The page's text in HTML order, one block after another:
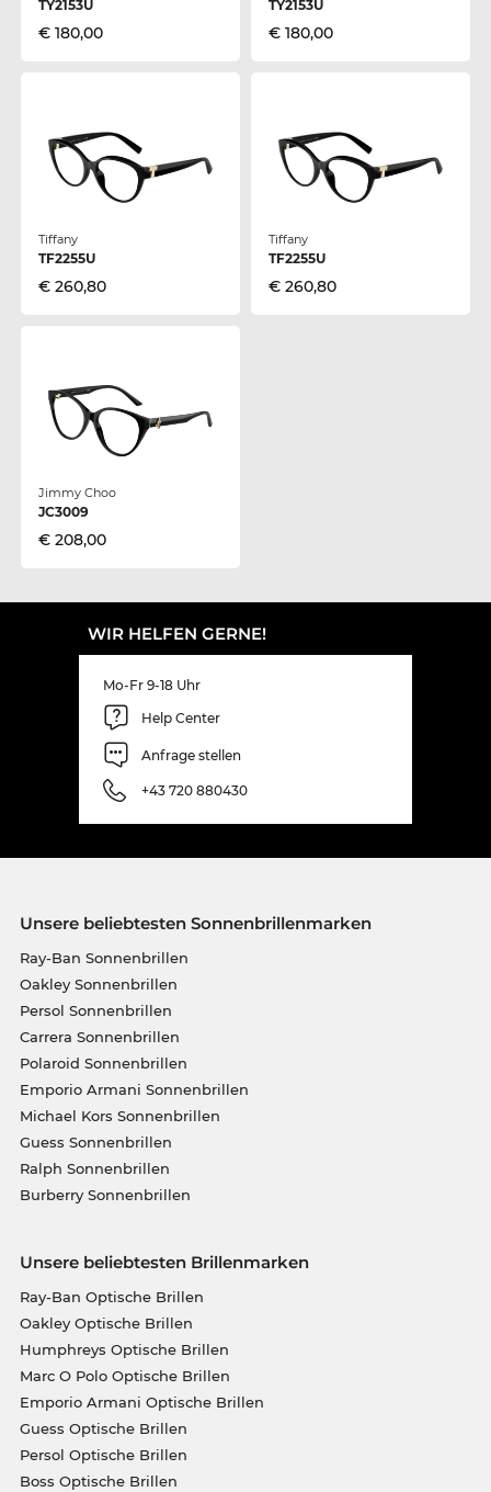
TY2153U
€ 180,00
TY2153U
€ 180,00
Tiffany
TF2255U
€ 260,80
Tiffany
TF2255U
€ 260,80
Jimmy Choo
JC3009
€ 208,00
WIR HELFEN GERNE!
Mo-Fr 9-18 Uhr
Help Center
Anfrage stellen
+43 720 880430
Unsere beliebtesten Sonnenbrillenmarken
Ray-Ban Sonnenbrillen
Oakley Sonnenbrillen
Persol Sonnenbrillen
Carrera Sonnenbrillen
Polaroid Sonnenbrillen
Emporio Armani Sonnenbrillen
Michael Kors Sonnenbrillen
Guess Sonnenbrillen
Ralph Sonnenbrillen
Burberry Sonnenbrillen
Unsere beliebtesten Brillenmarken
Ray-Ban Optische Brillen
Oakley Optische Brillen
Humphreys Optische Brillen
Marc O Polo Optische Brillen
Emporio Armani Optische Brillen
Guess Optische Brillen
Persol Optische Brillen
Boss Optische Brillen